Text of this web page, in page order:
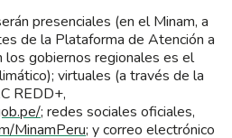
presenciales (en el Minam, a
de la Plataforma de Atención a
los gobiernos regionales es el
virtuales (a través de la
REDD+,
; redes sociales oficiales,
MinamPeru; y correo electrónico